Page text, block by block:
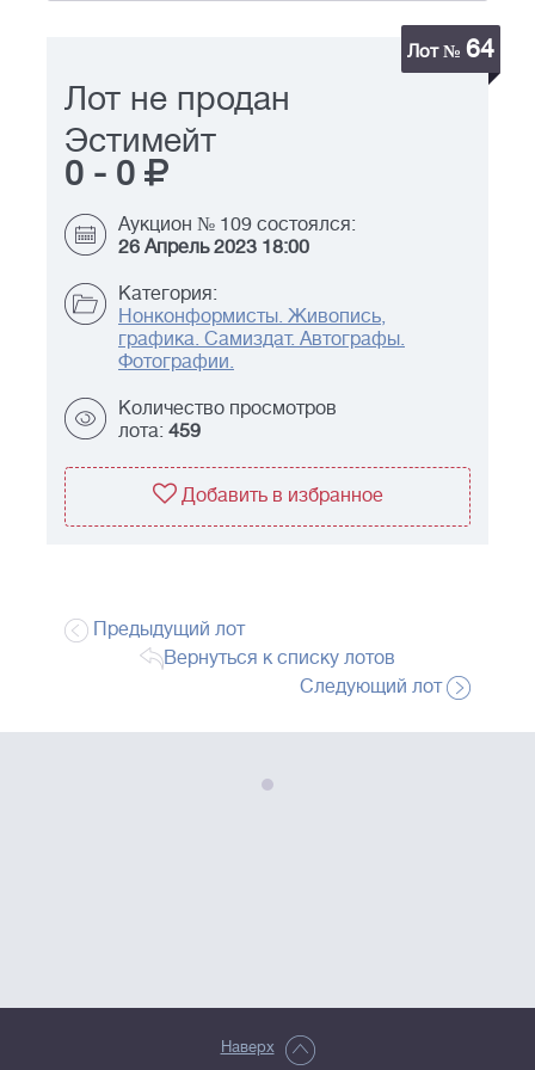
Лот № 64
Лот не продан
Эстимейт
0 - 0
Аукцион № 109 состоялся:
26 Апрель 2023 18:00
Категория:
Нонконформисты. Живопись,
графика. Самиздат. Автографы.
Фотографии.
Количество просмотров
лота: 459
Добавить в избранное
Предыдущий лот
Вернуться к списку лотов
Следующий лот
Наверх